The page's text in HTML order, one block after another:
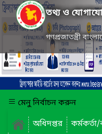
তথ্য ও
গণপ্রজাতন্ত্রী
মেনু নির্বাচন করুন
অধিদপ্তর
কর্মকর্তা/